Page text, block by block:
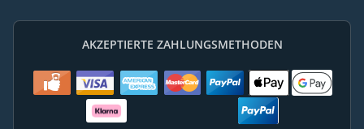
AKZEPTIERTE ZAHLUNGSMETHODEN